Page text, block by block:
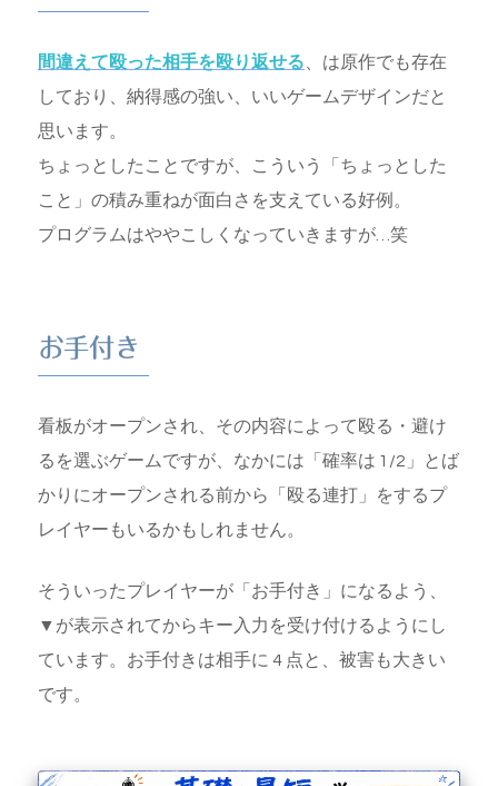
間違えて殴った相手を殴り返せる 、は原作でも存在
しており、納得感の強い、いいゲームデザインだと
思います。
ちょっとしたことですが、こういう「ちょっとした
こと」の積み重ねが面白さを支えている好例。
プログラムはややこしくなっていきますが…笑
お手付き
看板がオープンされ、その内容によって殴る・避け
るを選ぶゲームですが、なかには「確率は 1/2」とば
かりにオープンされる前から「殴る連打」をするプ
レイヤーもいるかもしれません。
そういったプレイヤーが「お手付き」になるよう、
▼が表示されてからキー入力を受け付けるようにし
ています。お手付きは相手に 4 点と、被害も大きい
です。